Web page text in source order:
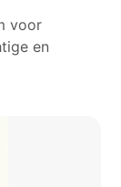
voor
en